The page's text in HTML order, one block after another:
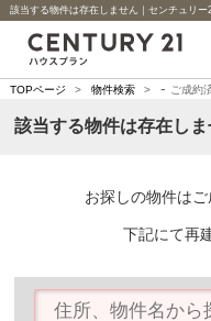
該当する物件は存在しません｜センチュリー
TOPページ > 物件検索 > - ご成約
該当する物件は存在し
お探しの物件はご
下記にて再